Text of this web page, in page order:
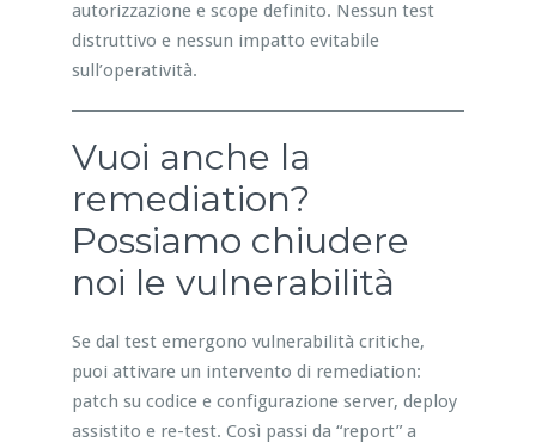
autorizzazione e scope definito. Nessun test
distruttivo e nessun impatto evitabile
sull’operatività.
Vuoi anche la
remediation?
Possiamo chiudere
noi le vulnerabilità
Se dal test emergono vulnerabilità critiche,
puoi attivare un intervento di remediation:
patch su codice e configurazione server, deploy
assistito e re-test. Così passi da “report” a